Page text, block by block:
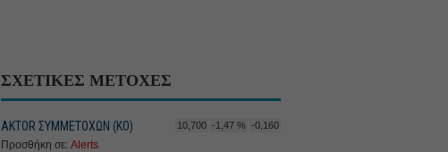
ΣΧΕΤΙΚΕΣ ΜΕΤΟΧΕΣ
ΑΚTOR ΣΥΜΜΕΤΟΧΩΝ (ΚΟ) 10,700 -1,47 % -0,160
Προσθήκη σε: Alerts